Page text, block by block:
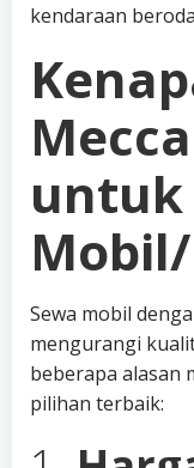
kendaraan
untuk
Sewa mobil
mengurangi
beberapa alasan
pilihan terbaik: